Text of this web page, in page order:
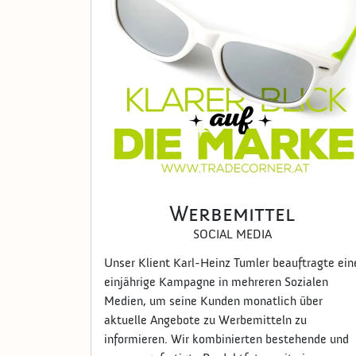
Werbemittel
SOCIAL MEDIA
Unser Klient Karl-Heinz Tumler beauftragte
einjährige Kampagne in mehreren Sozialen
Medien, um seine Kunden monatlich über
aktuelle Angebote zu Werbemitteln zu
informieren. Wir kombinierten bestehende und